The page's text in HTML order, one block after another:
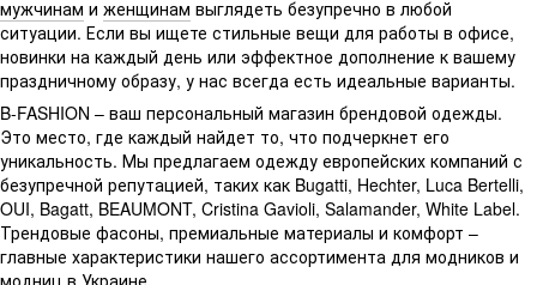
мужчинам и женщинам выглядеть безупречно в любой
ситуации. Если вы ищете стильные вещи для работы в офисе,
новинки на каждый день или эффектное дополнение к вашему
праздничному образу, у нас всегда есть идеальные варианты.
B-FASHION – ваш персональный магазин брендовой одежды.
Это место, где каждый найдет то, что подчеркнет его
уникальность. Мы предлагаем одежду европейских компаний с
безупречной репутацией, таких как Bugatti, Hechter, Luca Bertelli,
OUI, Bagatt, BEAUMONT, Cristina Gavioli, Salamander, White Label.
Трендовые фасоны, премиальные материалы и комфорт –
главные характеристики нашего ассортимента для модников и